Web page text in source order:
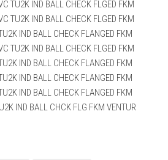
TU2K IND BALL CHECK FLGED FKM
TU2K IND BALL CHECK FLGED FKM
IND BALL CHECK FLANGED FKM
TU2K IND BALL CHECK FLGED FKM
IND BALL CHECK FLANGED FKM
IND BALL CHECK FLANGED FKM
IND BALL CHECK FLANGED FKM
IND BALL CHCK FLG FKM VENTUR